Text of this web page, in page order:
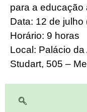
para a educação
Data: 12 de julho
Horário: 9 horas
Local: Palácio
Studart, 505 –